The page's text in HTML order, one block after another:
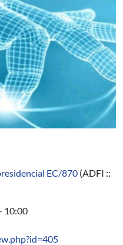
EC/870 (ADFI ::
10:00